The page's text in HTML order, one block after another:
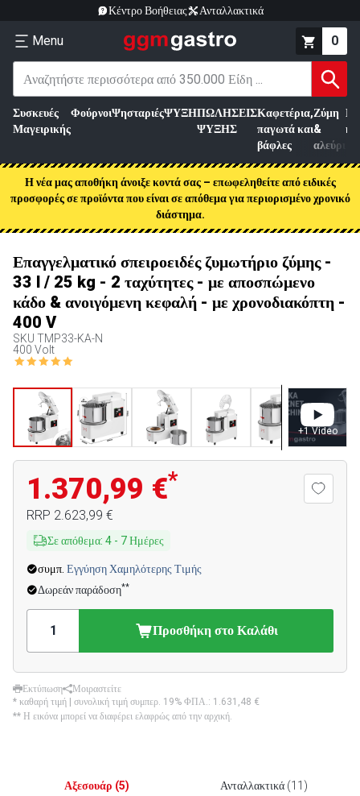
Κέντρο Βοήθειας Ανταλλακτικά
Menu 0
Συσκευές
Μαγειρικής
ΦούρνοιΨησταριέςΨΥΞΗΠΩΛΗΣΕΙΣ
ΨΥΞΗΣ
Καφετέρια,
παγωτά και
βάφλες
Ζύμη
&
αλεύρι
Η νέα μας αποθήκη άνοιξε κοντά σας – επωφεληθείτε από ειδικές
προσφορές σε προϊόντα που είναι σε απόθεμα για περιορισμένο χρονικό
διάστημα.
Επαγγελματικό σπειροειδές ζυμωτήριο ζύμης -
33 l / 25 kg - 2 ταχύτητες - με αποσπώμενο
κάδο & ανοιγόμενη κεφαλή - με χρονοδιακόπτη -
400 V
SKU TMP33-KA-N
400 Volt
+1 Video
1.370,99 €*
RRP 2.623,99 €
Σε απόθεμα: 4 - 7Ημέρες
συμπ. Εγγύηση Χαμηλότερης Τιμής
Δωρεάν παράδοση**
Προσθήκη στο Καλάθι
Εκτύπωση
Μοιραστείτε
* καθαρή τιμή | συνολική τιμή συμπερ. 19% ΦΠΑ.: 1.631,48 €
** Η εικόνα μπορεί να διαφέρει ελαφρώς από την αρχική.
Αξεσουάρ (5) Ανταλλακτικά(11 )